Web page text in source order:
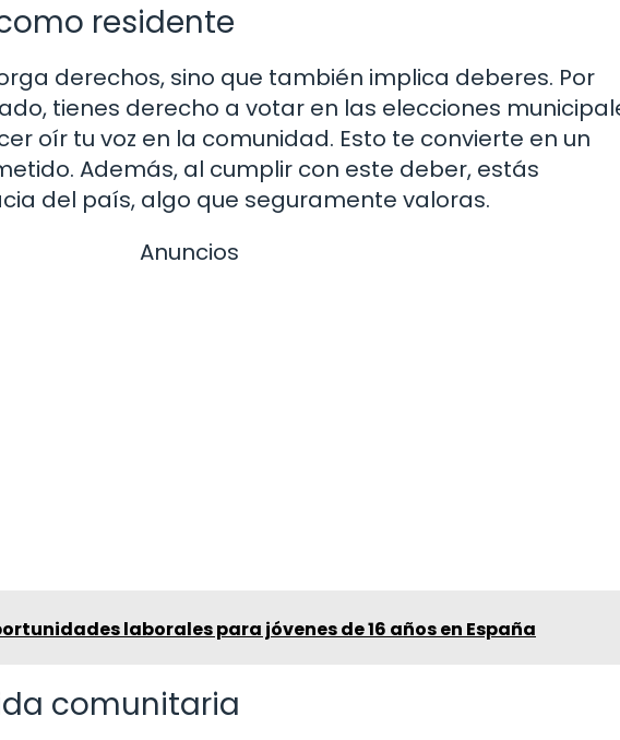
residente
derechos, sino que también implica deberes. Por
tienes derecho a votar en las elecciones
oír tu voz en la comunidad. Esto te convierte en un
Además, al cumplir con este deber, estás
del país, algo que seguramente valoras.
Anuncios
laborales para jóvenes de 16 años en España
comunitaria